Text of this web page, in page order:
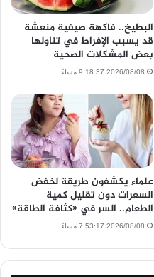
البطيخ.. فاكهة صيفية منعشة
قد يسبب الإفراط في تناولها
بعض المشكلات الصحية
2026/08/08 9:18:37 مساءً
علماء يكشفون طريقة لخفض
السعرات دون تقليل كمية
الطعام.. السر في «كثافة الطاقة»
2026/08/08 7:53:17 مساءً